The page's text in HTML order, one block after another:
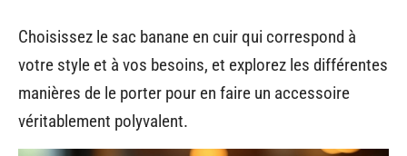
Choisissez le sac banane en cuir qui correspond à
votre style et à vos besoins, et explorez les différentes
manières de le porter pour en faire un accessoire
véritablement polyvalent.